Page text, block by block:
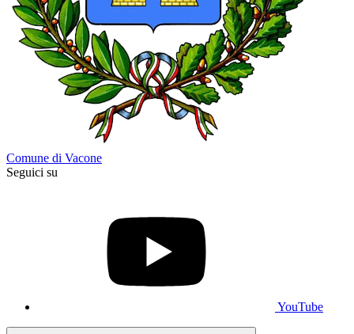
Comune di Vacone
Seguici su
YouTube